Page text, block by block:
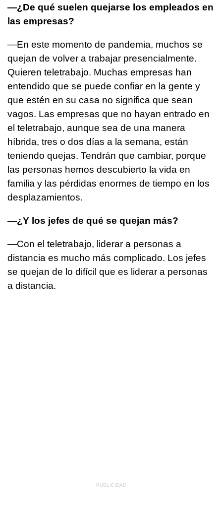
—¿De qué suelen quejarse los empleados en
las empresas?
—En este momento de pandemia, muchos se
quejan de volver a trabajar presencialmente.
Quieren teletrabajo. Muchas empresas han
entendido que se puede confiar en la gente y
que estén en su casa no significa que sean
vagos. Las empresas que no hayan entrado en
el teletrabajo, aunque sea de una manera
híbrida, tres o dos días a la semana, están
teniendo quejas. Tendrán que cambiar, porque
las personas hemos descubierto la vida en
familia y las pérdidas enormes de tiempo en los
desplazamientos.
—¿Y los jefes de qué se quejan más?
—Con el teletrabajo, liderar a personas a
distancia es mucho más complicado. Los jefes
se quejan de lo difícil que es liderar a personas
a distancia.